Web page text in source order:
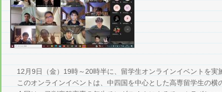
12月9日（金）19時～20時半に、留学生オンラインイベントを実
このオンラインイベントは、中四国を中心とした高専留学生の横